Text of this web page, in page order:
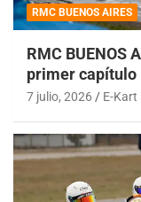
RMC BUENOS AIRES
RMC BUENOS
primer capítulo
7 julio, 2026 E-Kart